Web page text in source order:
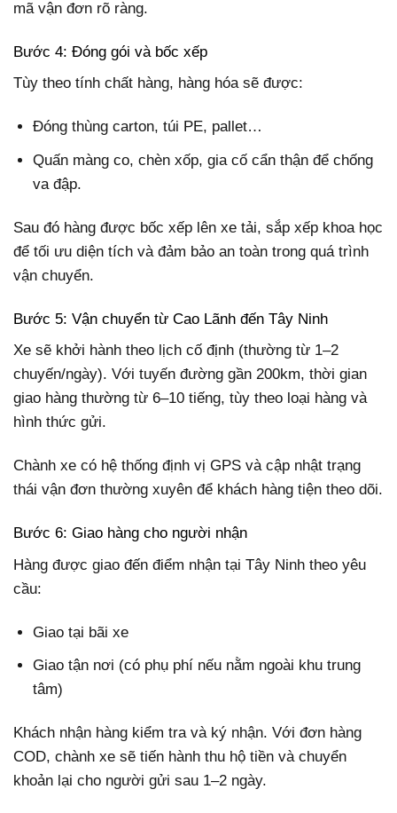
mã vận đơn rõ ràng.
Bước 4: Đóng gói và bốc xếp
Tùy theo tính chất hàng, hàng hóa sẽ được:
Đóng thùng carton, túi PE, pallet…
Quấn màng co, chèn xốp, gia cố cẩn thận để chống
va đập.
Sau đó hàng được bốc xếp lên xe tải, sắp xếp khoa học
để tối ưu diện tích và đảm bảo an toàn trong quá trình
vận chuyển.
Bước 5: Vận chuyển từ Cao Lãnh đến Tây Ninh
Xe sẽ khởi hành theo lịch cố định (thường từ 1–2
chuyến/ngày). Với tuyến đường gần 200km, thời gian
giao hàng thường từ 6–10 tiếng, tùy theo loại hàng và
hình thức gửi.
Chành xe có hệ thống định vị GPS và cập nhật trạng
thái vận đơn thường xuyên để khách hàng tiện theo dõi.
Bước 6: Giao hàng cho người nhận
Hàng được giao đến điểm nhận tại Tây Ninh theo yêu
cầu:
Giao tại bãi xe
Giao tận nơi (có phụ phí nếu nằm ngoài khu trung
tâm)
Khách nhận hàng kiểm tra và ký nhận. Với đơn hàng
COD, chành xe sẽ tiến hành thu hộ tiền và chuyển
khoản lại cho người gửi sau 1–2 ngày.